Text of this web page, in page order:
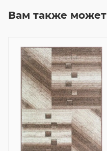
Вам также может